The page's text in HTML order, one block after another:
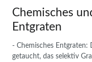
Chemisches
Entgraten
- Chemisches Entgraten:
getaucht, das selektiv